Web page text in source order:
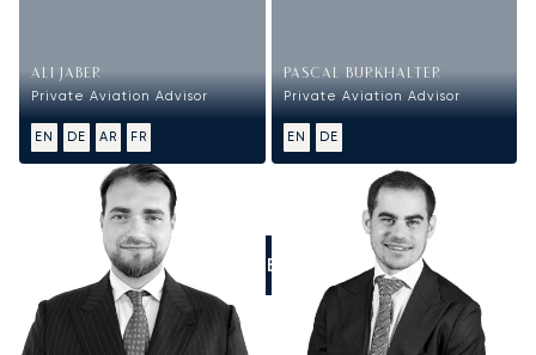
ALI JABER
Private Aviation Advisor
EN DE AR FR
PASCAL BURKHALTER
Private Aviation Advisor
EN DE
RUFEN SIE UNS AN